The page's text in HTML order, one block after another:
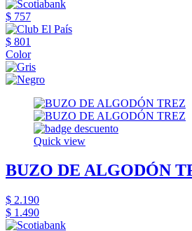
$ 757
$ 801
Color
Quick view
BUZO DE ALGODÓN
$ 2.190
$ 1.490